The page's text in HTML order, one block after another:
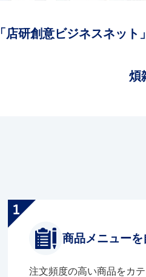
「店研創意ビジネスネッ
煩
商品メニュー
注文頻度の高い商品をカ